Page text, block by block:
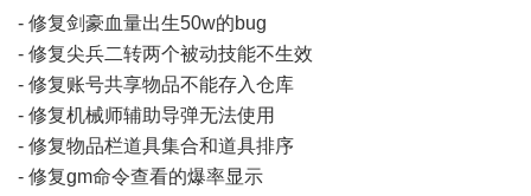
- 修复剑豪血量出生50w的bug
- 修复尖兵二转两个被动技能不生效
- 修复账号共享物品不能存入仓库
- 修复机械师辅助导弹无法使用
- 修复物品栏道具集合和道具排序
- 修复gm命令查看的爆率显示